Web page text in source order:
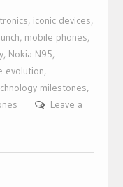
, iconic devices,
, mobile phones,
, Nokia N95,
evolution,
milestones,
Leave a